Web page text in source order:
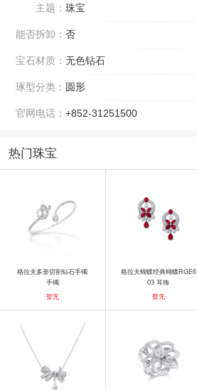
主题： 珠宝
能否拆卸： 否
宝石材质： 无色钻石
琢型分类： 圆形
官网电话： +852-31251500
热门珠宝
格拉夫多形切割钻石手镯
手镯
暂无
格拉夫蝴蝶经典蝴蝶RGE6
03 耳饰
暂无